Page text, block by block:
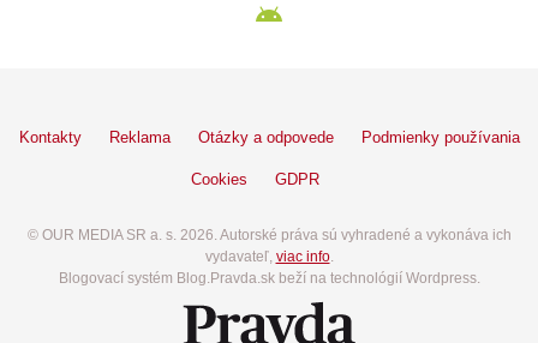
Kontakty Reklama Otázky a odpovede Podmienky používania
Cookies GDPR
© OUR MEDIA SR a. s. 2026. Autorské práva sú vyhradené a vykonáva ich
vydavateľ, viac info.
Blogovací systém Blog.Pravda.sk beží na technológií Wordpress.